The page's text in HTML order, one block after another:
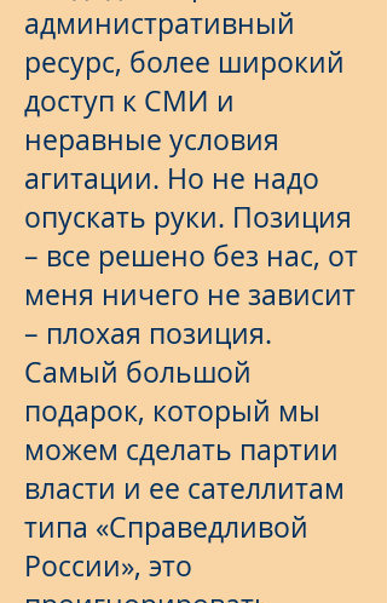
административный
ресурс, более широкий
доступ к СМИ и
неравные условия
агитации. Но не надо
опускать руки. Позиция
– все решено без нас, от
меня ничего не зависит
– плохая позиция.
Самый большой
подарок, который мы
можем сделать партии
власти и ее сателлитам
типа «Справедливой
России», это